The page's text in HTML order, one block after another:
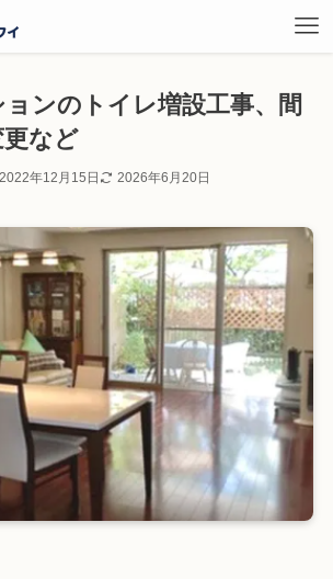
ンのトイレ増設工事、間
など
2022年12月15日 2026年6月20日